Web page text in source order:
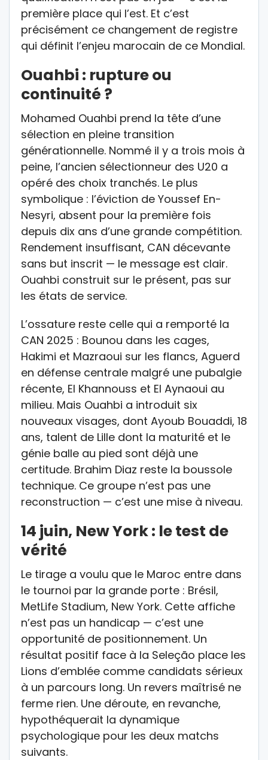
première place qui l’est. Et c’est
précisément ce changement de registre
qui définit l’enjeu marocain de ce Mondial.
Ouahbi : rupture ou
continuité ?
Mohamed Ouahbi prend la tête d’une
sélection en pleine transition
générationnelle. Nommé il y a trois mois à
peine, l’ancien sélectionneur des U20 a
opéré des choix tranchés. Le plus
symbolique : l’éviction de Youssef En-
Nesyri, absent pour la première fois
depuis dix ans d’une grande compétition.
Rendement insuffisant, CAN décevante
sans but inscrit — le message est clair.
Ouahbi construit sur le présent, pas sur
les états de service.
L’ossature reste celle qui a remporté la
CAN 2025 : Bounou dans les cages,
Hakimi et Mazraoui sur les flancs, Aguerd
en défense centrale malgré une pubalgie
récente, El Khannouss et El Aynaoui au
milieu. Mais Ouahbi a introduit six
nouveaux visages, dont Ayoub Bouaddi, 18
ans, talent de Lille dont la maturité et le
génie balle au pied sont déjà une
certitude. Brahim Diaz reste la boussole
technique. Ce groupe n’est pas une
reconstruction — c’est une mise à niveau.
14 juin, New York : le test de
vérité
Le tirage a voulu que le Maroc entre dans
le tournoi par la grande porte : Brésil,
MetLife Stadium, New York. Cette affiche
n’est pas un handicap — c’est une
opportunité de positionnement. Un
résultat positif face à la Seleção place les
Lions d’emblée comme candidats sérieux
à un parcours long. Un revers maîtrisé ne
ferme rien. Une déroute, en revanche,
hypothéquerait la dynamique
psychologique pour les deux matchs
suivants.